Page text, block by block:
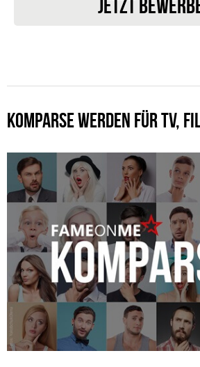
JETZT
KOMPARSE WERDEN FÜR TV,